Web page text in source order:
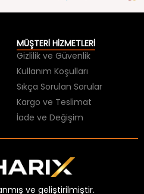
MÜŞTERİ HİZMETLERİ
Gizlilik ve Güvenlik
Kullanım Koşulları
Sıkça Sorulan Sorular
Kargo ve Teslimat
İade ve Değişim
ve geliştirilmiştir.